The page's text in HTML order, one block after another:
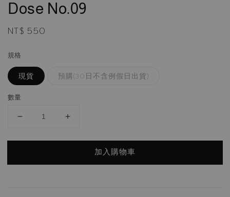
Dose No.09
Regular
NT$ 550
規格
現貨 預購(30日不含例假日出貨)
數量
加入購物車